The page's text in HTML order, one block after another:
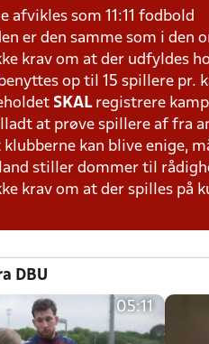
afvikles som 11:11 fodbold
er den samme som i den
krav om at der udfyldes
op til 15 spillere pr.
SKAL registrere
at prøve spillere af fra
kan blive enige,
stiller dommer til
krav om at der spilles
DBU
05:11